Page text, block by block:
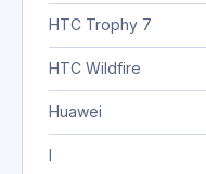
HTC Trophy 7
HTC Wildfire
Huawei
I